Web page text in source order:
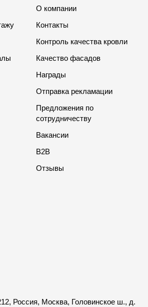
О компании
Контакты
Контроль качества кровли
Качество фасадов
Награды
Отправка рекламации
Предложения по
сотрудничеству
Вакансии
B2B
Отзывы
Россия, Москва, Головинское ш., д.